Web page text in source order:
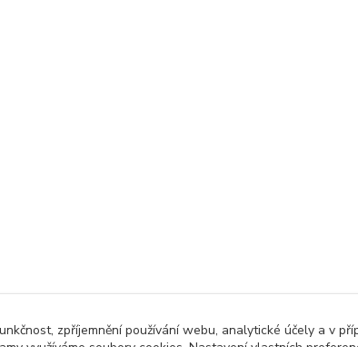
zpříjemnění používání webu, analytické účely a v